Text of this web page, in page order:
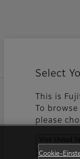
Select
This is
To
please
Visit United
See all
Sozialen Medien
Cookie-